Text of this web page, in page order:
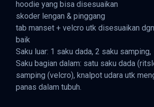
hoodie yang bisa disesuaikan
skoder lengan & pinggang
tab manset + velcro utk disesuaikan
baik
Saku luar: 1 saku dada, 2 saku samping,
Saku bagian dalam: satu saku dada
samping (velcro), knalpot udara utk
panas dalam tubuh.